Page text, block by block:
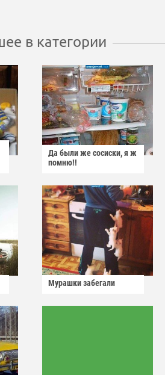
в категории
Да были же сосиски, я ж
помню!!
Мурашки забегали